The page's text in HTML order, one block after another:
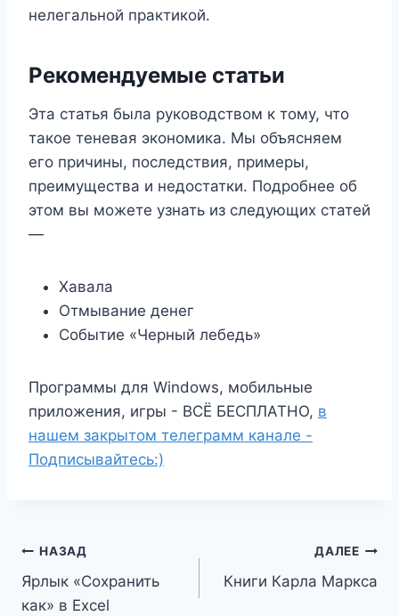
нелегальной практикой.
Рекомендуемые статьи
Эта статья была руководством к тому, что
такое теневая экономика. Мы объясняем
его причины, последствия, примеры,
преимущества и недостатки. Подробнее об
этом вы можете узнать из следующих статей
—
Хавала
Отмывание денег
Событие «Черный лебедь»
Программы для Windows, мобильные
приложения, игры - ВСЁ БЕСПЛАТНО, в
нашем закрытом телеграмм канале -
Подписывайтесь:)
Навигация
по
НАЗАД
Ярлык «Сохранить
как» в Excel
ДАЛЕЕ
Книги Карла Маркса